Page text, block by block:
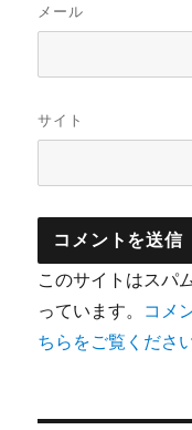
メール
サイト
このサイトはスパ
っています。 コメ
ちらをご覧くださ